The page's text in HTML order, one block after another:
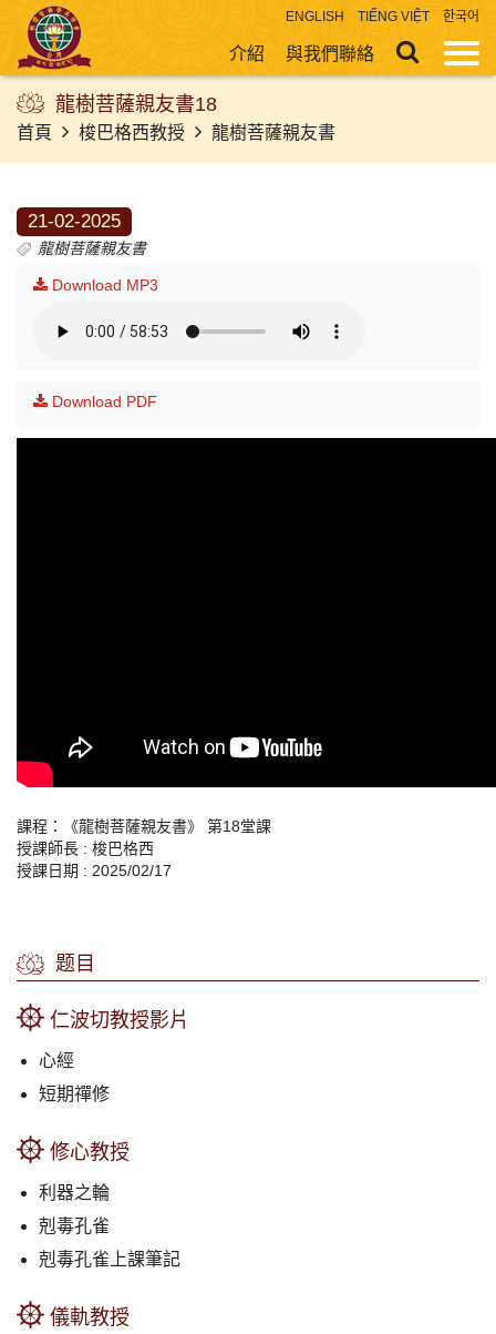
ENGLISH TIẾNG VIỆT 한국어
介紹 與我們聯絡
龍樹菩薩親友書18
首頁 梭巴格西教授 龍樹菩薩親友書
21-02-2025
龍樹菩薩親友書
Download MP3
Download PDF
課程：《龍樹菩薩親友書》 第18堂課
授課師長 : 梭巴格西
授課日期 : 2025/02/17
题目
仁波切教授影片
心經
短期禪修
修心教授
利器之輪
剋毒孔雀
剋毒孔雀上課筆記
儀軌教授